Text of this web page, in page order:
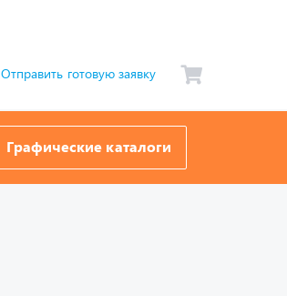
Отправить готовую заявку
Графические каталоги